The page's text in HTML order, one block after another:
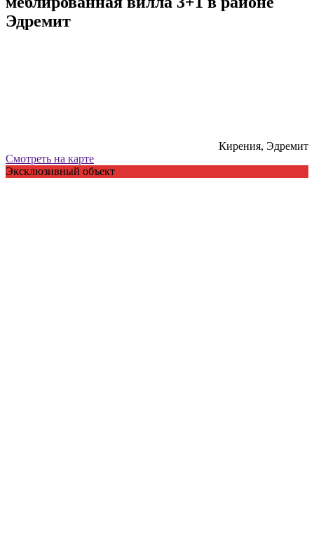
Эдремит
Кирения, Эдремит
Смотреть на карте
Эксклюзивный объект